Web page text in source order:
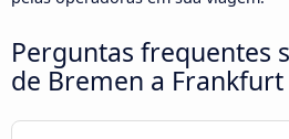
Perguntas frequentes
de Bremen a Frankfurt